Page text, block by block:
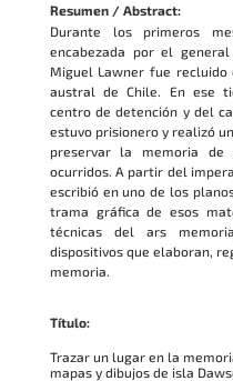
Resumen / Abstract:
Durante los primeros
encabezada por el
Miguel Lawner fue
austral de Chile. En ese
centro de detención y del
estuvo prisionero y realizó
preservar la memoria
ocurridos. A partir del
escribió en uno de los
trama gráfica de esos
técnicas del ars
dispositivos que elaboran,
memoria.
Título:
Trazar un lugar en la
mapas y dibujos de isla